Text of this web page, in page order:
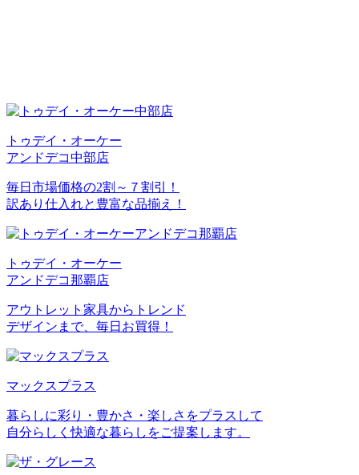
トゥデイ・オーケー
アンドデコ中部店
毎日市場価格の2割～７割引！
訳あり仕入れと豊富な品揃え！
トゥデイ・オーケー
アンドデコ那覇店
アウトレット家具からトレンド
デザインまで、毎日お買得！
マックスプラス
暮らしに彩り・豊かさ・楽しさをプラスして
自分らしく快適な暮らしをご提案します。